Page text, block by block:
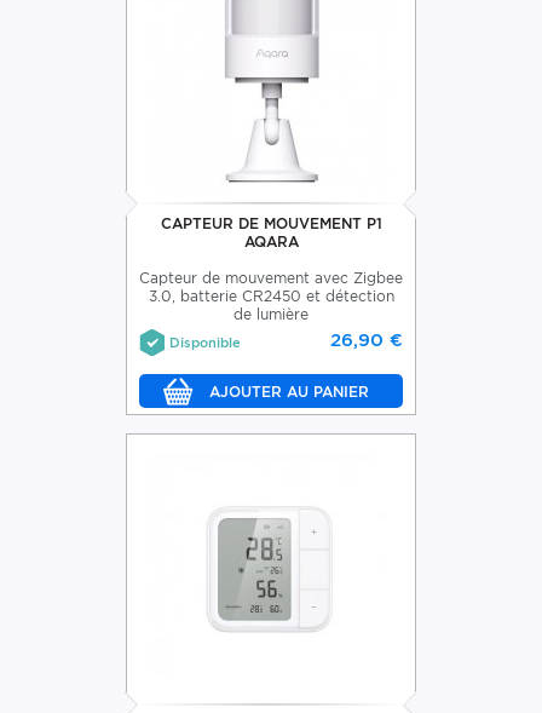
CAPTEUR DE MOUVEMENT P1
AQARA
Capteur de mouvement avec Zigbee
3.0, batterie CR2450 et détection
de lumière
26,90 €
Disponible